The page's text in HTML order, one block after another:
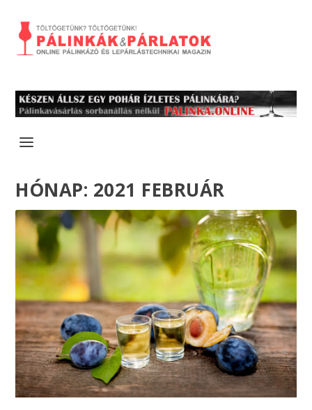
HÓNAP: 2021 FEBRUÁR